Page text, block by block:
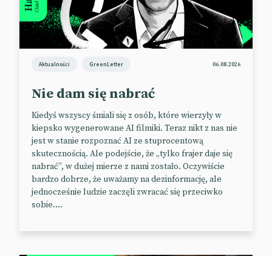
ankietowanych, jak ich zdaniem sektor radzi sobie w
porównaniu z warunkami sprzed pandemii. Ponad
połowa (53%) uważa, że branża jest silniejsza niż w
2019 r., a tylko 27% twierdzi, że jest odwrotnie.
Apple otwiera się na sklepy z
apkami
Być może już niedługo użytkownicy urządzeń Apple
będą mogli korzystać nie tylko z App Store, ale też
innych sklepów z apkami. Oznacza to, że na swoim
smartfonie będzie można zainstalować chociażby
będą mogli ominąć restrykcje obowiązujące w App
Aktualności GreenLetter 06.08.2026
Nie dam się nabrać
Kiedyś wszyscy śmiali się z osób, które wierzyły w
kiepsko wygenerowane AI filmiki. Teraz nikt z nas nie
jest w stanie rozpoznać AI ze stuprocentową
skutecznością. Ale podejście, że „tylko frajer daje się
nabrać”, w dużej mierze z nami zostało. Oczywiście
bardzo dobrze, że uważamy na dezinformację, ale
jednocześnie ludzie zaczęli zwracać się przeciwko
sobie....